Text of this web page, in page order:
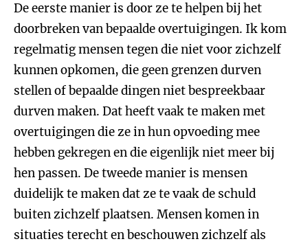
De eerste manier is door ze te helpen bij het
doorbreken van bepaalde overtuigingen. Ik kom
regelmatig mensen tegen die niet voor zichzelf
kunnen opkomen, die geen grenzen durven
stellen of bepaalde dingen niet bespreekbaar
durven maken. Dat heeft vaak te maken met
overtuigingen die ze in hun opvoeding mee
hebben gekregen en die eigenlijk niet meer bij
hen passen. De tweede manier is mensen
duidelijk te maken dat ze te vaak de schuld
buiten zichzelf plaatsen. Mensen komen in
situaties terecht en beschouwen zichzelf als